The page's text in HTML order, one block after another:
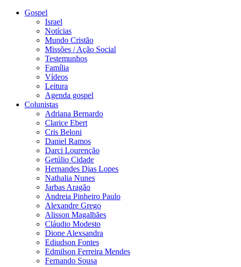
Gospel
Israel
Notícias
Mundo Cristão
Missões / Ação Social
Testemunhos
Família
Vídeos
Leitura
Agenda gospel
Colunistas
Adriana Bernardo
Clarice Ebert
Cris Beloni
Daniel Ramos
Darci Lourenção
Getúlio Cidade
Hernandes Dias Lopes
Nathalia Nunes
Jarbas Aragão
Andreia Pinheiro Paulo
Alexandre Grego
Alisson Magalhães
Cláudio Modesto
Dione Alexsandra
Ediudson Fontes
Edmilson Ferreira Mendes
Fernando Sousa